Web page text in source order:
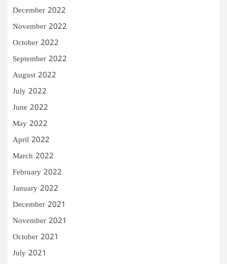
December 2022
November 2022
October 2022
September 2022
August 2022
July 2022
June 2022
May 2022
April 2022
March 2022
February 2022
January 2022
December 2021
November 2021
October 2021
July 2021